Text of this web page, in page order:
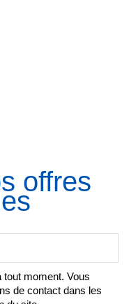
offres
moment. Vous
de contact dans les